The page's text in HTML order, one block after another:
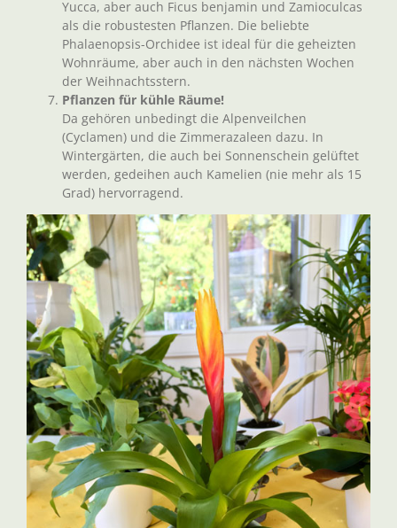
Yucca, aber auch Ficus benjamin und Zamioculcas
als die robustesten Pflanzen. Die beliebte
Phalaenopsis-Orchidee ist ideal für die geheizten
Wohnräume, aber auch in den nächsten Wochen
der Weihnachtsstern.
Pflanzen für kühle Räume!
Da gehören unbedingt die Alpenveilchen
(Cyclamen) und die Zimmerazaleen dazu. In
Wintergärten, die auch bei Sonnenschein gelüftet
werden, gedeihen auch Kamelien (nie mehr als 15
Grad) hervorragend.